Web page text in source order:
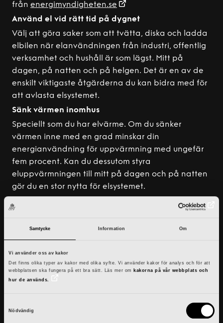
Samtycke Information Om
Vi använder oss av kakor
Det finns olika typer av kakor med olika syfte. Vi använder kakor för analys och för att
webbplatsen ska fungera på ett bra sätt. Läs mer om kakorna på vår webbplats och
hur de används.
Nödvändig
från energimyndigheten.se
Använd el vid rätt tid på dygnet
Välj att göra saker som att tvätta, diska och ladda
elbilen när elanvändningen från industri, offentlig
verksamhet och hushåll är som lägst. Mitt på
dagen, på natten och på helgen. Det är en av de
enskilt viktigaste åtgärderna du kan bidra med för
att avlasta elsystemet.
Sänk värmen inomhus
Speciellt som du har elvärme. Om du sänker
värmen inne med en grad minskar din
energianvändning för uppvärmning med ungefär
fem procent. Kan du dessutom styra
eluppvärmningen till mitt på dagen och på natten
gör du en stor nytta för elsystemet.
Genom att byta till effektivare kranar och
duschmunstycken kan du minska din
varmvattenanvändning upp till 40 procent.
Stäng av apparater och släck lamporna
Stäng av och släck när du lämnar rummet. Använd